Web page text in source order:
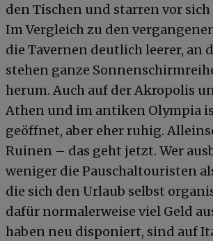
den Tischen und starren vor
Im Vergleich zu den
die Tavernen deutlich leerer, an
stehen ganze
herum. Auch auf der Akropolis
Athen und im antiken Olympia
geöffnet, aber eher ruhig.
Ruinen – das geht jetzt. Wer
weniger die Pauschaltouristen
die sich den Urlaub selbst
dafür normalerweise viel Geld
haben neu disponiert, sind auf